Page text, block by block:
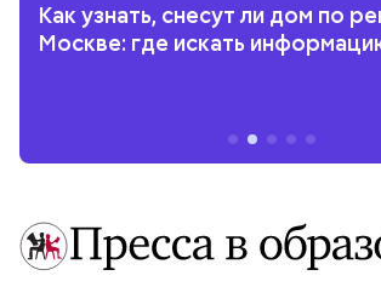
Как узнать, снесут ли дом по
Москве: где искать